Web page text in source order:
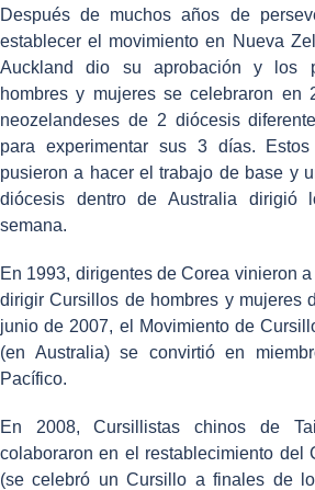
Después de muchos años de
establecer el movimiento en Nueva
Auckland dio su aprobación y los
hombres y mujeres se celebraron en
neozelandeses de 2 diócesis
para experimentar sus 3 días.
pusieron a hacer el trabajo de base y
diócesis dentro de Australia dirigió
semana.
En 1993, dirigentes de Corea vinieron
dirigir Cursillos de hombres y mujeres
junio de 2007, el Movimiento de
(en Australia) se convirtió en
Pacífico.
En 2008, Cursillistas chinos de
colaboraron en el restablecimiento del
(se celebró un Cursillo a finales de